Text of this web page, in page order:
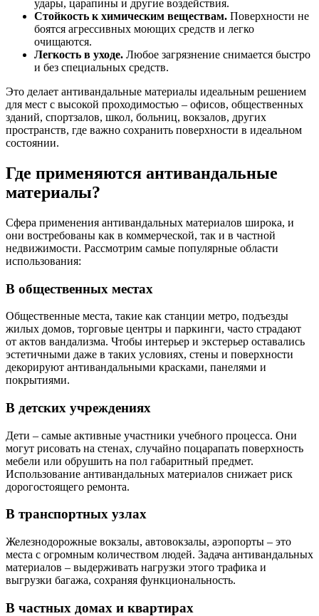
удары, царапины и другие воздействия.
Стойкость к химическим веществам. Поверхности не
боятся агрессивных моющих средств и легко
очищаются.
Легкость в уходе. Любое загрязнение снимается быстро
и без специальных средств.
Это делает антивандальные материалы идеальным решением
для мест с высокой проходимостью – офисов, общественных
зданий, спортзалов, школ, больниц, вокзалов, других
пространств, где важно сохранить поверхности в идеальном
состоянии.
Где применяются антивандальные
материалы?
Сфера применения антивандальных материалов широка, и
они востребованы как в коммерческой, так и в частной
недвижимости. Рассмотрим самые популярные области
использования:
В общественных местах
Общественные места, такие как станции метро, подъезды
жилых домов, торговые центры и паркинги, часто страдают
от актов вандализма. Чтобы интерьер и экстерьер оставались
эстетичными даже в таких условиях, стены и поверхности
декорируют антивандальными красками, панелями и
покрытиями.
В детских учреждениях
Дети – самые активные участники учебного процесса. Они
могут рисовать на стенах, случайно поцарапать поверхность
мебели или обрушить на пол габаритный предмет.
Использование антивандальных материалов снижает риск
дорогостоящего ремонта.
В транспортных узлах
Железнодорожные вокзалы, автовокзалы, аэропорты – это
места с огромным количеством людей. Задача антивандальных
материалов – выдерживать нагрузки этого трафика и
выгрузки багажа, сохраняя функциональность.
В частных домах и квартирах